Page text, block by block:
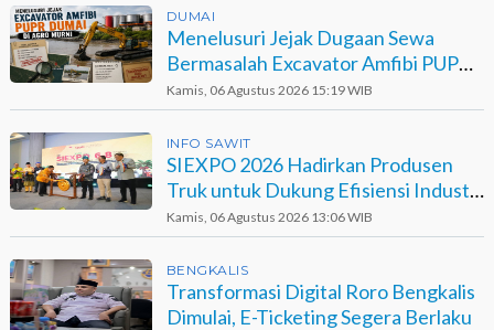
DUMAI
Menelusuri Jejak Dugaan Sewa
Bermasalah Excavator Amfibi PUPR
Dumai di Agro Murni
Kamis, 06 Agustus 2026 15:19 WIB
INFO SAWIT
SIEXPO 2026 Hadirkan Produsen
Truk untuk Dukung Efisiensi Industri
Sawit
Kamis, 06 Agustus 2026 13:06 WIB
BENGKALIS
Transformasi Digital Roro Bengkalis
Dimulai, E-Ticketing Segera Berlaku